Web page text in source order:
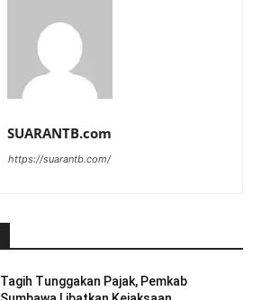
SUARANTB.com
https://suarantb.com/
Tagih Tunggakan Pajak, Pemkab